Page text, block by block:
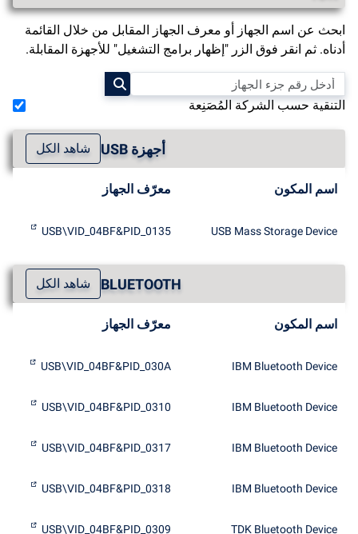
ابحث عن اسم الجهاز أو معرف الجهاز المقابل من خلال القائمة
أدناه. ثم انقر فوق الزر "إظهار برامج التشغيل" للأجهزة المقابلة.
التنقية حسب الشركة المُصَنِعة
أجهزة USB شاهد الكل
اسم المكون معرّف الجهاز
USB Mass Storage Device
USB\VID_04BF&PID_0135
BLUETOOTH شاهد الكل
اسم المكون معرّف الجهاز
IBM Bluetooth Device
USB\VID_04BF&PID_030A
IBM Bluetooth Device
USB\VID_04BF&PID_0310
IBM Bluetooth Device
USB\VID_04BF&PID_0317
IBM Bluetooth Device
USB\VID_04BF&PID_0318
TDK Bluetooth Device
USB\VID_04BF&PID_0309